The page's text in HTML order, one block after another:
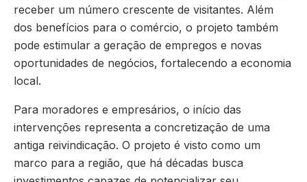
receber um número crescente de visitantes. Além
dos benefícios para o comércio, o projeto também
pode estimular a geração de empregos e novas
oportunidades de negócios, fortalecendo a economia
local.
Para moradores e empresários, o início das
intervenções representa a concretização de uma
antiga reivindicação. O projeto é visto como um
marco para a região, que há décadas busca